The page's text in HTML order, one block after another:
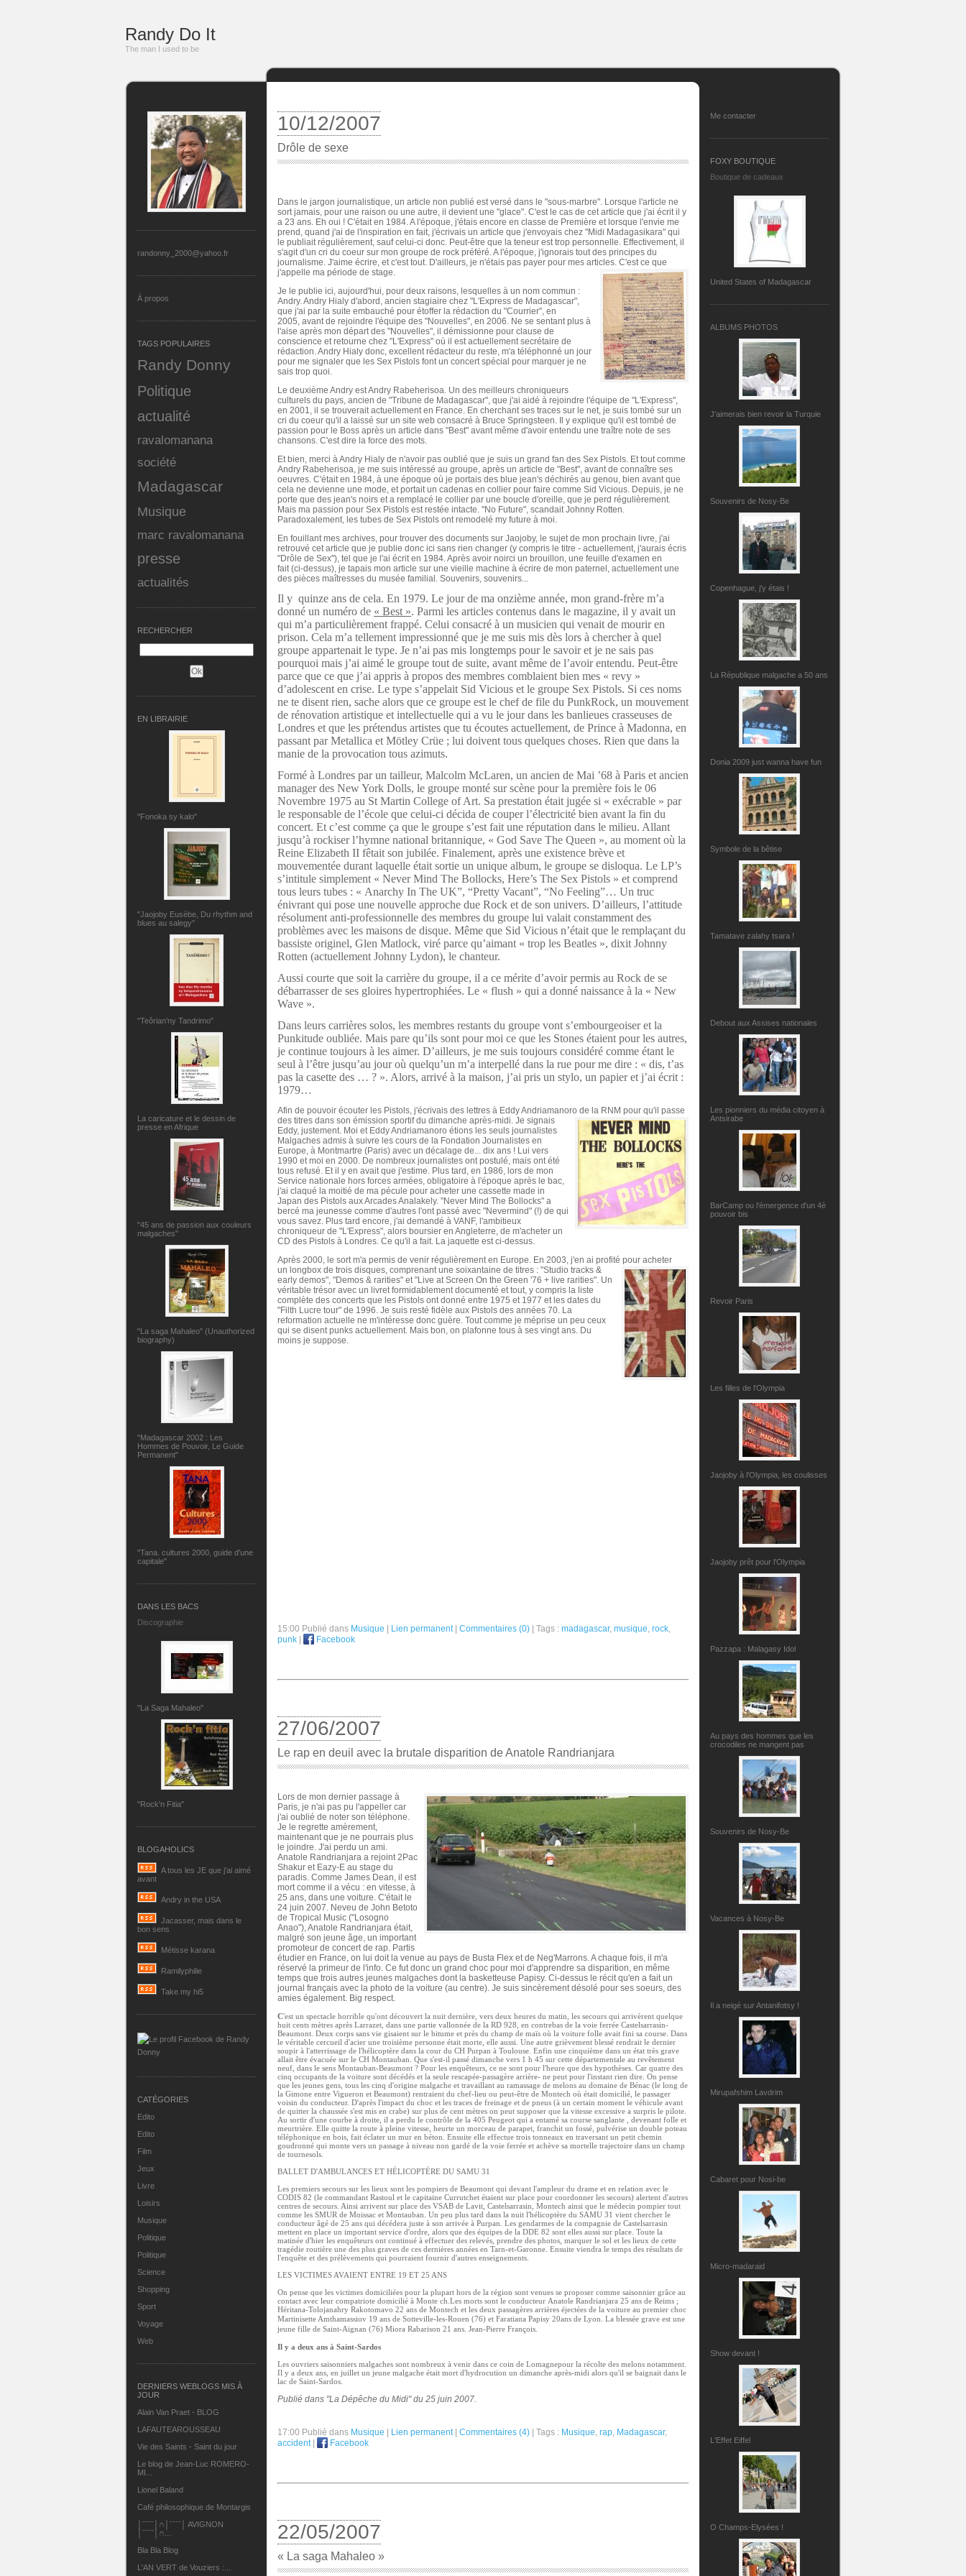
Randy Do It
The man I used to be
randonny_2000@yahoo.fr
À propos
TAGS POPULAIRES
Randy Donny
Politique
actualité
ravalomanana
société
Madagascar
Musique
marc ravalomanana
presse
actualités
RECHERCHER
EN LIBRAIRIE
"Fonoka sy kalo"
"Jaojoby Eusèbe, Du rhythm and
blues au salegy"
"Teôrian'ny Tandrimo"
La caricature et le dessin de
presse en Afrique
"45 ans de passion aux couleurs
malgaches"
"La saga Mahaleo" (Unauthorized
biography)
"Madagascar 2002 : Les
Hommes de Pouvoir, Le Guide
Permanent"
"Tana. cultures 2000, guide d'une
capitale"
DANS LES BACS
Discographie
"La Saga Mahaleo"
"Rock'n Fitia"
BLOGAHOLICS
A tous les JE que j'ai aimé
avant
Andry in the USA
Jacasser, mais dans le
bon sens
Métisse karana
Ramilyphilie
Take my hi5
CATÉGORIES
Edito
Edito
Film
Jeux
Livre
Loisirs
Musique
Politique
Politique
Science
Shopping
Sport
Voyage
Web
DERNIERS WEBLOGS MIS À
JOUR
Alain Van Praet - BLOG
LAFAUTEAROUSSEAU
Vie des Saints - Saint du jour
Le blog de Jean-Luc ROMERO-
MI...
Lionel Baland
Café philosophique de Montargis
│ˉˉˉˉ│∩│ˉˉˉˉ│ AVIGNON
│ˉˉˉˉ│∩...
Bla Bla Blog
L'AN VERT de Vouziers :...
Me contacter
FOXY BOUTIQUE
Boutique de cadeaux
United States of Madagascar
ALBUMS PHOTOS
J'aimerais bien revoir la Turquie
Souvenirs de Nosy-Be
Copenhague, j'y étais !
La République malgache a 50 ans
Donia 2009 just wanna have fun
Symbole de la bêtise
Tamatave zalahy tsara !
Debout aux Assises nationales
Les pionniers du média citoyen à
Antsirabe
BarCamp ou l'émergence d'un 4è
pouvoir bis
Revoir Paris
Les filles de l'Olympia
Jaojoby à l'Olympia, les coulisses
Jaojoby prêt pour l'Olympia
Pazzapa : Malagasy Idol
Au pays des hommes que les
crocodiles ne mangent pas
Souvenirs de Nosy-Be
Vacances à Nosy-Be
Il a neigé sur Antanifotsy !
Mirupafshim Lavdrim
Cabaret pour Nosi-be
Micro-madaraid
Show devant !
L'Effet Eiffel
O Champs-Elysées !
10/12/2007
Drôle de sexe
Dans le jargon journalistique, un article non publié est versé dans le "sous-marbre". Lorsque l'article ne
sort jamais, pour une raison ou une autre, il devient une "glace". C'est le cas de cet article que j'ai écrit il y
a 23 ans. Eh oui ! C'était en 1984. A l'époque, j'étais encore en classe de Première et lorsque l'envie me
prend, quand j'ai de l'inspiration en fait, j'écrivais un article que j'envoyais chez "Midi Madagasikara" qui
le publiait régulièrement, sauf celui-ci donc. Peut-être que la teneur est trop personnelle. Effectivement, il
s'agit d'un cri du coeur sur mon groupe de rock préféré. A l'époque, j'ignorais tout des principes du
journalisme. J'aime écrire, et c'est tout. D'ailleurs, je n'étais pas payer pour mes articles. C'est ce que
j'appelle ma période de stage.
Je le publie ici, aujourd'hui, pour deux raisons, lesquelles à un nom commun :
Andry. Andry Hialy d'abord, ancien stagiaire chez "L'Express de Madagascar",
que j'ai par la suite embauché pour étoffer la rédaction du "Courrier", en
2005, avant de rejoindre l'équipe des "Nouvelles", en 2006. Ne se sentant plus à
l'aise après mon départ des "Nouvelles", il démissionne pour clause de
conscience et retourne chez "L'Express" où il est actuellement secrétaire de
rédaction. Andry Hialy donc, excellent rédacteur du reste, m'a téléphonné un jour
pour me signaler que les Sex Pistols font un concert spécial pour marquer je ne
sais trop quoi.
Le deuxième Andry est Andry Rabeherisoa. Un des meilleurs chroniqueurs
culturels du pays, ancien de "Tribune de Madagascar", que j'ai aidé à rejoindre l'équipe de "L'Express",
en 2001, il se trouverait actuellement en France. En cherchant ses traces sur le net, je suis tombé sur un
cri du coeur qu'il a laissé sur un site web consacré à Bruce Springsteen. Il y explique qu'il est tombé de
passion pour le Boss après un article dans "Best" avant même d'avoir entendu une traître note de ses
chansons. C'est dire la force des mots.
Et bien, merci à Andry Hialy de n'avoir pas oublié que je suis un grand fan des Sex Pistols. Et tout comme
Andry Rabeherisoa, je me suis intéressé au groupe, après un article de "Best", avant de connaître ses
oeuvres. C'était en 1984, à une époque où je portais des blue jean's déchirés au genou, bien avant que
cela ne devienne une mode, et portait un cadenas en collier pour faire comme Sid Vicious. Depuis, je ne
porte que des jean's noirs et a remplacé le collier par une boucle d'oreille, que je perd régulièrement.
Mais ma passion pour Sex Pistols est restée intacte. "No Future", scandait Johnny Rotten.
Paradoxalement, les tubes de Sex Pistols ont remodelé my future à moi.
En fouillant mes archives, pour trouver des documents sur Jaojoby, le sujet de mon prochain livre, j'ai
retrouvé cet article que je publie donc ici sans rien changer (y compris le titre - actuellement, j'aurais écris
"Drôle de Sex"), tel que je l'ai écrit en 1984. Après avoir noirci un brouillon, une feuille d'examen en
fait (ci-dessus), je tapais mon article sur une vieille machine à écrire de mon paternel, actuellement une
des pièces maîtresses du musée familial. Souvenirs, souvenirs...
Il y quinze ans de cela. En 1979. Le jour de ma onzième année, mon grand-frère m’a
donné un numéro de « Best ». Parmi les articles contenus dans le magazine, il y avait un
qui m’a particulièrement frappé. Celui consacré à un musicien qui venait de mourir en
prison. Cela m’a tellement impressionné que je me suis mis dès lors à chercher à quel
groupe appartenait le type. Je n’ai pas mis longtemps pour le savoir et je ne sais pas
pourquoi mais j’ai aimé le groupe tout de suite, avant même de l’avoir entendu. Peut-être
parce que ce que j’ai appris à propos des membres comblaient bien mes « revy »
d’adolescent en crise. Le type s’appelait Sid Vicious et le groupe Sex Pistols. Si ces noms
ne te disent rien, sache alors que ce groupe est le chef de file du PunkRock, un mouvement
de rénovation artistique et intellectuelle qui a vu le jour dans les banlieues crasseuses de
Londres et que les prétendus artistes que tu écoutes actuellement, de Prince à Madonna, en
passant par Metallica et Mötley Crüe ; lui doivent tous quelques choses. Rien que dans la
manie de la provocation tous azimuts.
Formé à Londres par un tailleur, Malcolm McLaren, un ancien de Mai ’68 à Paris et ancien
manager des New York Dolls, le groupe monté sur scène pour la première fois le 06
Novembre 1975 au St Martin College of Art. Sa prestation était jugée si « exécrable » par
le responsable de l’école que celui-ci décida de couper l’électricité bien avant la fin du
concert. Et c’est comme ça que le groupe s’est fait une réputation dans le milieu. Allant
jusqu’à rockiser l’hymne national britannique, « God Save The Queen », au moment où la
Reine Elizabeth II fêtait son jubilée. Finalement, après une existence brève et
mouvementée durant laquelle était sortie un unique album, le groupe se disloqua. Le LP’s
s’intitule simplement « Never Mind The Bollocks, Here’s The Sex Pistols » et comprend
tous leurs tubes : « Anarchy In The UK”, “Pretty Vacant”, “No Feeling”… Un truc
énivrant qui pose une nouvelle approche due Rock et de son univers. D’ailleurs, l’attitude
résolument anti-professionnelle des membres du groupe lui valait constamment des
problèmes avec les maisons de disque. Même que Sid Vicious n’était que le remplaçant du
bassiste originel, Glen Matlock, viré parce qu’aimant « trop les Beatles », dixit Johnny
Rotten (actuellement Johnny Lydon), le chanteur.
Aussi courte que soit la carrière du groupe, il a ce mérite d’avoir permis au Rock de se
débarrasser de ses gloires hypertrophiées. Le « flush » qui a donné naissance à la « New
Wave ».
Dans leurs carrières solos, les membres restants du groupe vont s’embourgeoiser et la
Punkitude oubliée. Mais pare qu’ils sont pour moi ce que les Stones étaient pour les autres,
je continue toujours à les aimer. D’ailleurs, je me suis toujours considéré comme étant le
seul à l’être jusqu’au jour où quelqu’un m’a interpellé dans la rue pour me dire : « dis, t’as
pas la casette des … ? ». Alors, arrivé à la maison, j’ai pris un stylo, un papier et j’ai écrit :
1979…
Afin de pouvoir écouter les Pistols, j'écrivais des lettres à Eddy Andriamanoro de la RNM pour qu'il passe
des titres dans son émission sportif du dimanche après-midi. Je signais
Eddy, justement. Moi et Eddy Andriamanoro étions les seuls journalistes
Malgaches admis à suivre les cours de la Fondation Journalistes en
Europe, à Montmartre (Paris) avec un décalage de... dix ans ! Lui vers
1990 et moi en 2000. De nombreux journalistes ont postulé, mais ont été
tous refusé. Et il y en avait que j'estime. Plus tard, en 1986, lors de mon
Service nationale hors forces armées, obligatoire à l'époque après le bac,
j'ai claqué la moitié de ma pécule pour acheter une cassette made in
Japan des Pistols aux Arcades Analakely. "Never Mind The Bollocks" a
bercé ma jeunesse comme d'autres l'ont passé avec "Nevermind" (!) de qui
vous savez. Plus tard encore, j'ai demandé à VANF, l'ambitieux
chroniqueur de "L'Express", alors boursier en Angleterre, de m'acheter un
CD des Pistols à Londres. Ce qu'il a fait. La jaquette est ci-dessus.
Après 2000, le sort m'a permis de venir régulièrement en Europe. En 2003, j'en ai profité pour acheter
un longbox de trois disques, comprenant une soixantaine de titres : "Studio tracks &
early demos", "Demos & rarities" et "Live at Screen On the Green '76 + live rarities". Un
véritable trésor avec un livret formidablement documenté et tout, y compris la liste
complète des concerts que les Pistols ont donné entre 1975 et 1977 et les dates du
"Filth Lucre tour" de 1996. Je suis resté fidèle aux Pistols des années 70. La
reformation actuelle ne m'intéresse donc guère. Tout comme je méprise un peu ceux
qui se disent punks actuellement. Mais bon, on plafonne tous à ses vingt ans. Du
moins je suppose.
15:00 Publié dans Musique Lien permanent| Commentaires (0) | Tags : madagascar, musique, rock,
punk
Facebook
27/06/2007
Le rap en deuil avec la brutale disparition de Anatole Randrianjara
Lors de mon dernier passage à
Paris, je n'ai pas pu l'appeller car
j'ai oublié de noter son téléphone.
Je le regrette amèrement,
maintenant que je ne pourrais plus
le joindre. J'ai perdu un ami.
Anatole Randrianjara a rejoint 2Pac
Shakur et Eazy-E au stage du
paradis. Comme James Dean, il est
mort comme il a vécu : en vitesse, à
25 ans, dans une voiture. C'était le
24 juin 2007. Neveu de John Betoto
de Tropical Music ("Losogno
Anao"), Anatole Randrianjara était,
malgré son jeune âge, un important
promoteur de concert de rap. Partis
étudier en France, on lui doit la venue au pays de Busta Flex et de Neg'Marrons. A chaque fois, il m'a
réservé la primeur de l'info. Ce fut donc un grand choc pour moi d'apprendre sa disparition, en même
temps que trois autres jeunes malgaches dont la basketteuse Papisy. Ci-dessus le récit qu'en a fait un
journal français avec la photo de la voiture (au centre). Je suis sincèrement désolé pour ses soeurs, des
amies également. Big respect.
C'est un spectacle horrible qu'ont découvert la nuit dernière, vers deux heures du matin, les secours qui arrivèrent quelque
huit cents mètres après Larrazet, dans une partie vallonnée de la RD 928, en contrebas de la voie ferrée Castelsarrasin-
Beaumont. Deux corps sans vie gisaient sur le bitume et près du champ de maïs où la voiture folle avait fini sa course. Dans
le véritable cercueil d'acier une troisième personne était morte, elle aussi. Une autre grièvement blessé rendrait le dernier
soupir à l'atterrissage de l'hélicoptère dans la cour du CH Purpan à Toulouse. Enfin une cinquième dans un état très grave
allait être évacuée sur le CH Montauban. Que s'est-il passé dimanche vers 1 h 45 sur cette départementale au revêtement
neuf, dans le sens Montauban-Beaumont ? Pour les enquêteurs, ce ne sont pour l'heure que des hypothèses. Car quatre des
cinq occupants de la voiture sont décédés et la seule rescapée-passagère arrière- ne peut pour l'instant rien dire. On pense
que les jeunes gens, tous les cinq d'origine malgache et travaillant au ramassage de melons au domaine de Bénac (le long de
la Gimone entre Vigueron et Beaumont) rentraient du chef-lieu ou peut-être de Montech où était domicilié, le passager
voisin du conducteur. D'après l'impact du choc et les traces de freinage et de pneus (à un certain moment le véhicule avant
de quitter la chaussée s'est mis en crabe) sur plus de cent mètres on peut supposer que la vitesse excessive a surpris le pilote.
Au sortir d'une courbe à droite, il a perdu le contrôle de la 405 Peugeot qui a entamé sa course sanglante , devenant folle et
meurtrière. Elle quitte la route à pleine vitesse, heurte un morceau de parapet, franchit un fossé, pulvérise un double poteau
téléphonique en bois, fait éclater un mur en béton. Ensuite elle effectue trois tonneaux en traversant un petit chemin
goudronné qui monte vers un passage à niveau non gardé de la voie ferrée et achève sa mortelle trajectoire dans un champ
de tournesols.
BALLET D'AMBULANCES ET HÉLICOPTÈRE DU SAMU 31
Les premiers secours sur les lieux sont les pompiers de Beaumont qui devant l'ampleur du drame et en relation avec le
CODIS 82 (le commandant Rastoul et le capitaine Currutchet étaient sur place pour coordonner les secours) alertent d'autres
centres de secours. Ainsi arrivent sur place des VSAB de Lavit, Castelsarrasin, Montech ainsi que le médecin pompier tout
comme les SMUR de Moissac et Montauban. Un peu plus tard dans la nuit l'hélicoptère du SAMU 31 vient chercher le
conducteur âgé de 25 ans qui décédera juste à son arrivée à Purpan. Les gendarmes de la compagnie de Castelsarrasin
mettent en place un important service d'ordre, alors que des équipes de la DDE 82 sont elles aussi sur place. Toute la
matinée d'hier les enquêteurs ont continué à effectuer des relevés, prendre des photos, marquer le sol et les lieux de cette
tragédie routière une des plus graves de ces dernières années en Tarn-et-Garonne. Ensuite viendra le temps des résultats de
l'enquête et des prélèvements qui pourraient fournir d'autres enseignements.
LES VICTIMES AVAIENT ENTRE 19 ET 25 ANS
On pense que les victimes domiciliées pour la plupart hors de la région sont venues se proposer comme saisonnier grâce au
contact avec leur compatriote domicilié à Monte ch.Les morts sont le conducteur Anatole Randrianjara 25 ans de Reims ;
Héritana-Tolojanahry Rakotomavo 22 ans de Montech et les deux passagères arrières éjectées de la voiture au premier choc
Martinisette Amthamassiov 19 ans de Sotteville-les-Rouen (76) et Faratiana Papisy 20ans de Lyon. La blessée grave est une
jeune fille de Saint-Aignan (76) Miora Rabarison 21 ans. Jean-Pierre François.
Il y a deux ans à Saint-Sardos
Les ouvriers saisonniers malgaches sont nombreux à venir dans ce coin de Lomagnepour la récolte des melons notamment.
Il y a deux ans, en juillet un jeune malgache était mort d'hydrocution un dimanche après-midi alors qu'il se baignait dans le
lac de Saint-Sardos.
Publié dans "La Dépêche du Midi" du 25 juin 2007.
17:00 Publié dans Musique Lien permanent| Commentaires (4) | Tags : Musique, rap, Madagascar,
accident| Facebook
22/05/2007
« La saga Mahaleo »